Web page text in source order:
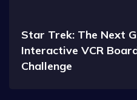
Star Trek: The Next
Interactive VCR
Challenge